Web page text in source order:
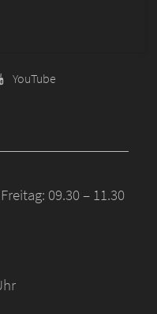
09.30 – 11.30
YouTube